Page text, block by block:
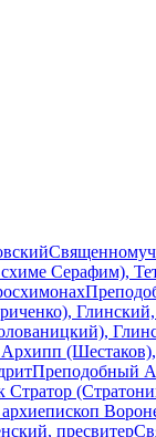
Серафим),
Преподобный
Стратор
пресвитер